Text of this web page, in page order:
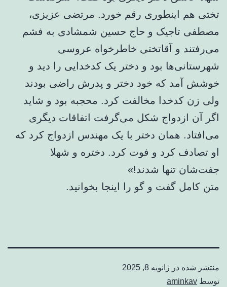
تختی هم اینطوری رقم خورد. مرتضی عزیزی،
مصطفی تاجیک و حاج حسین شمشادی به فشم
می‌رفتند و آقاتختی خاطرخواه عروسی
شهرستانی‌ها بود و دختر یک کدخدایی را دید و
خوشش آمد که خود دختر و پدرش راضی بودند
ولی زن کدخدا مخالفت کرد. محجبه بود و شاید
اگر آن ازدواج شکل می‌گرفت اتفاقات دیگری
می‌افتاد. همان دختر با یک مهندس ازدواج کرد که
او تصادف کرد و فوت کرد. دختره و شهلا
جفت‌شان تنها شدند!»
متن کامل گفت و گو را اینجا بخوانید.
منتشر شده در ژانویه 8, 2025
توسط aminkav